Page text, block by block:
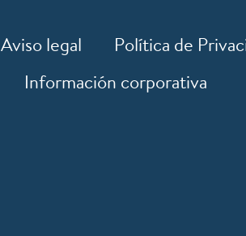
Aviso legal
Política de
Información corporativa